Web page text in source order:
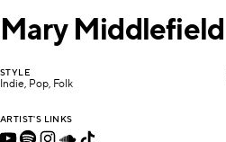
Mary Middlefield
STYLE
Indie, Pop, Folk
ARTIST'S LINKS